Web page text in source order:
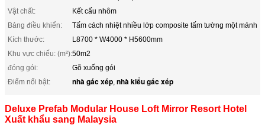
Vật chất:
Kết cấu nhôm
Bảng điều khiển:
Tấm cách nhiệt nhiều lớp composite tấm tường một mảnh
Kích thước:
L8700 * W4000 * H5600mm
Khu vực chiếu: (m²):50m2
đóng gói:
Gõ xuống gói
Điểm nổi bật:
nhà gác xép, nhà kiểu gác xép
Deluxe Prefab Modular House Loft Mirror Resort Hotel
Xuất khẩu sang Malaysia